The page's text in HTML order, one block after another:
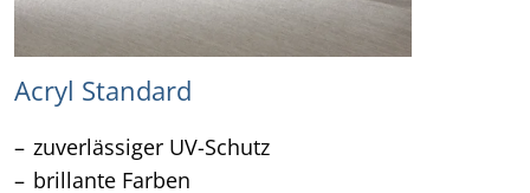
Acryl Standard
zuverlässiger UV-Schutz
brillante Farben